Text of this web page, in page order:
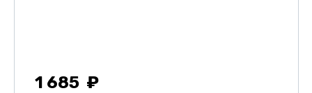
1 685